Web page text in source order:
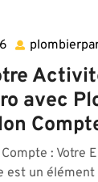
31
janvier
2026
avec
: Votre
est un